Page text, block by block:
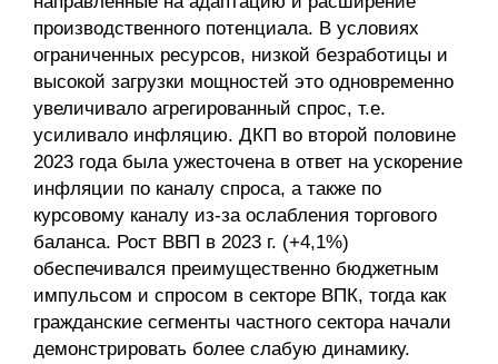
производственного потенциала. В условиях
ограниченных ресурсов, низкой безработицы и
высокой загрузки мощностей это одновременно
увеличивало агрегированный спрос, т.е.
усиливало инфляцию. ДКП во второй половине
2023 года была ужесточена в ответ на ускорение
инфляции по каналу спроса, а также по
курсовому каналу из-за ослабления торгового
баланса. Рост ВВП в 2023 г. (+4,1%)
обеспечивался преимущественно бюджетным
импульсом и спросом в секторе ВПК, тогда как
гражданские сегменты частного сектора начали
демонстрировать более слабую динамику.